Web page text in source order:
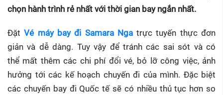
chọn hành trình rẻ nhất với thời gian bay ngắn nhất.
ĐặtVé máy bay đi Samara Ngatrực tuyến thực đơn
giản và dễ dàng. Tuy vậy để tránh các sai sót và có
thể mất thêm các chi phí đổi vé, bỏ lỡ công việc, ảnh
hưởng tới các kế hoạch chuyến đi của mình. Đặc biệt
các chuyến bay đi Quốc tế sẽ có nhiều thủ tục hơn so